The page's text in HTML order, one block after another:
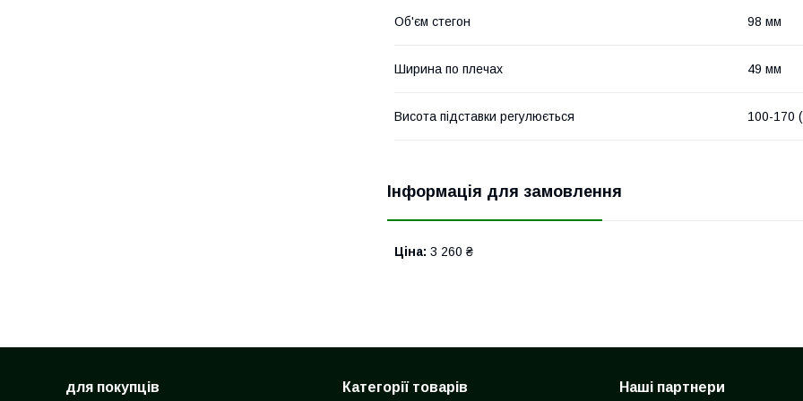
Об'єм стегон 98 мм
Ширина по плечах 49 мм
Висота підставки регулюється 100-170
Інформація для замовлення
Ціна: 3 260 ₴
для покупців Категорії товарів Наші партнери